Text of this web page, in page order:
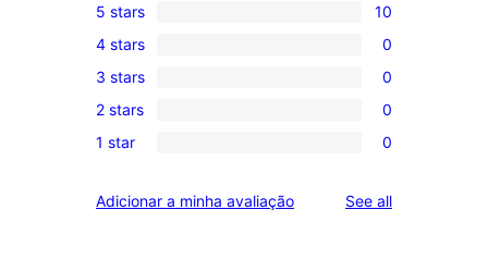
10
5-
star
reviews
5 stars 10
0
4-
star
reviews
4 stars 0
0
3-
star
3 stars 0
0
2-
reviews
2 stars 0
0
star
1 star 0
Adicionar a minha avaliação See allreviews